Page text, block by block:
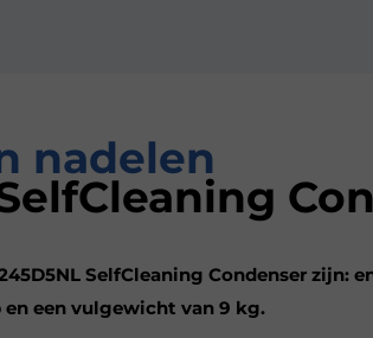
nadelen
SelfCleaning Condenser zijn:
en een vulgewicht van 9 kg.